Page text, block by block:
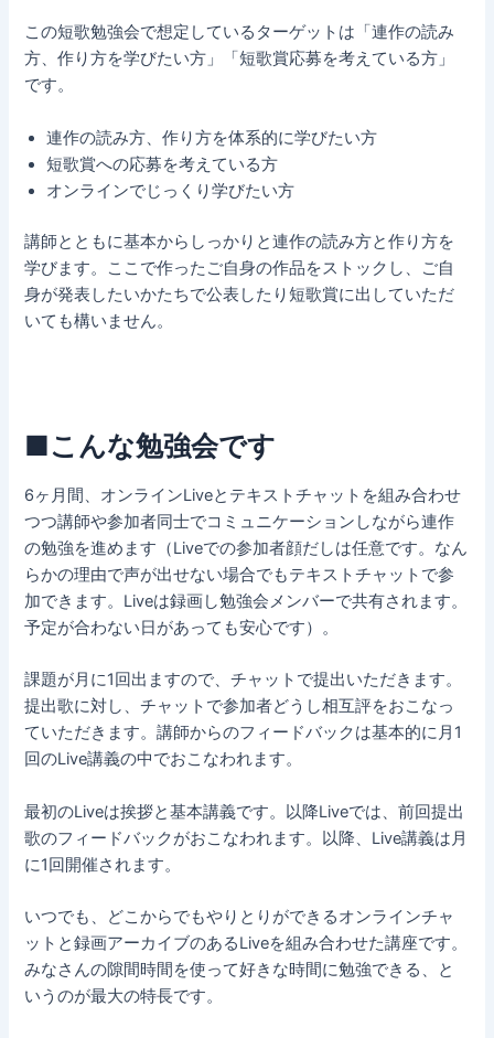
この短歌勉強会で想定しているターゲットは「連作の読み
方、作り方を学びたい方」「短歌賞応募を考えている方」
です。
連作の読み方、作り方を体系的に学びたい方
短歌賞への応募を考えている方
オンラインでじっくり学びたい方
講師とともに基本からしっかりと連作の読み方と作り方を
学びます。ここで作ったご自身の作品をストックし、ご自
身が発表したいかたちで公表したり短歌賞に出していただ
いても構いません。
■こんな勉強会です
6ヶ月間、オンラインLiveとテキストチャットを組み合わせ
つつ講師や参加者同士でコミュニケーションしながら連作
の勉強を進めます（Liveでの参加者顔だしは任意です。なん
らかの理由で声が出せない場合でもテキストチャットで参
加できます。Liveは録画し勉強会メンバーで共有されます。
予定が合わない日があっても安心です）。
課題が月に1回出ますので、チャットで提出いただきます。
提出歌に対し、チャットで参加者どうし相互評をおこなっ
ていただきます。講師からのフィードバックは基本的に月1
回のLive講義の中でおこなわれます。
最初のLiveは挨拶と基本講義です。以降Liveでは、前回提出
歌のフィードバックがおこなわれます。以降、Live講義は月
に1回開催されます。
いつでも、どこからでもやりとりができるオンラインチャ
ットと録画アーカイブのあるLiveを組み合わせた講座です。
みなさんの隙間時間を使って好きな時間に勉強できる、と
いうのが最大の特長です。